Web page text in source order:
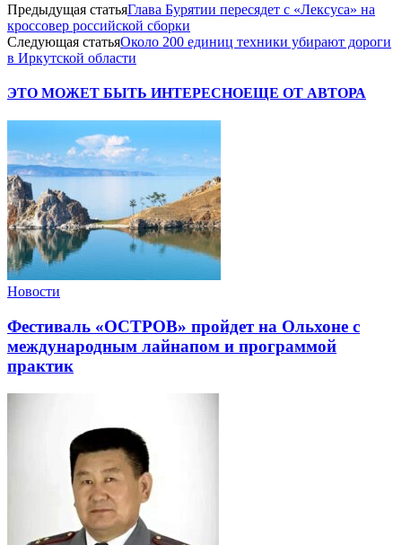
Предыдущая статьяГлава Бурятии пересядет с «Лексуса» на
кроссовер российской сборки
Следующая статьяОколо 200 единиц техники убирают дороги
в Иркутской области
ЭТО МОЖЕТ БЫТЬ ИНТЕРЕСНОЕЩЕ ОТ АВТОРА
Новости
Фестиваль «ОСТРОВ» пройдет на Ольхоне с
международным лайнапом и программой
практик